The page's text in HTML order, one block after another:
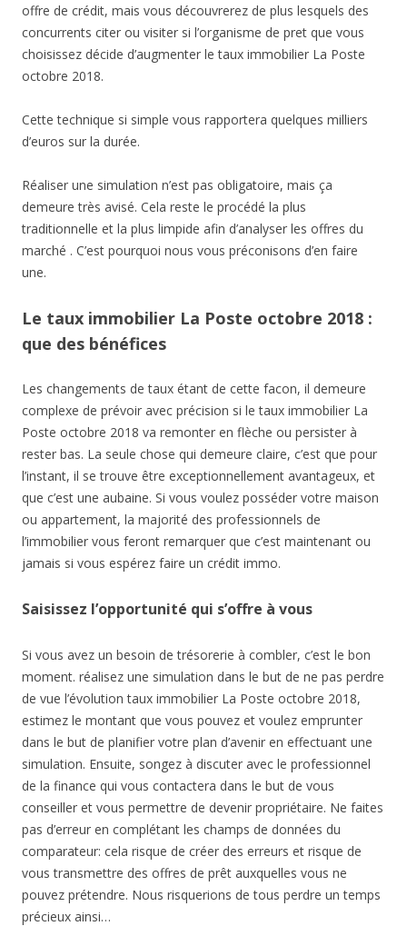
offre de crédit, mais vous découvrerez de plus lesquels des
concurrents citer ou visiter si l’organisme de pret que vous
choisissez décide d’augmenter le taux immobilier La Poste
octobre 2018.
Cette technique si simple vous rapportera quelques milliers
d’euros sur la durée.
Réaliser une simulation n’est pas obligatoire, mais ça
demeure très avisé. Cela reste le procédé la plus
traditionnelle et la plus limpide afin d’analyser les offres du
marché . C’est pourquoi nous vous préconisons d’en faire
une.
Le taux immobilier La Poste octobre 2018 :
que des bénéfices
Les changements de taux étant de cette facon, il demeure
complexe de prévoir avec précision si le taux immobilier La
Poste octobre 2018 va remonter en flèche ou persister à
rester bas. La seule chose qui demeure claire, c’est que pour
l’instant, il se trouve être exceptionnellement avantageux, et
que c’est une aubaine. Si vous voulez posséder votre maison
ou appartement, la majorité des professionnels de
l’immobilier vous feront remarquer que c’est maintenant ou
jamais si vous espérez faire un crédit immo.
Saisissez l’opportunité qui s’offre à vous
Si vous avez un besoin de trésorerie à combler, c’est le bon
moment. réalisez une simulation dans le but de ne pas perdre
de vue l’évolution taux immobilier La Poste octobre 2018,
estimez le montant que vous pouvez et voulez emprunter
dans le but de planifier votre plan d’avenir en effectuant une
simulation. Ensuite, songez à discuter avec le professionnel
de la finance qui vous contactera dans le but de vous
conseiller et vous permettre de devenir propriétaire. Ne faites
pas d’erreur en complétant les champs de données du
comparateur: cela risque de créer des erreurs et risque de
vous transmettre des offres de prêt auxquelles vous ne
pouvez prétendre. Nous risquerions de tous perdre un temps
précieux ainsi…